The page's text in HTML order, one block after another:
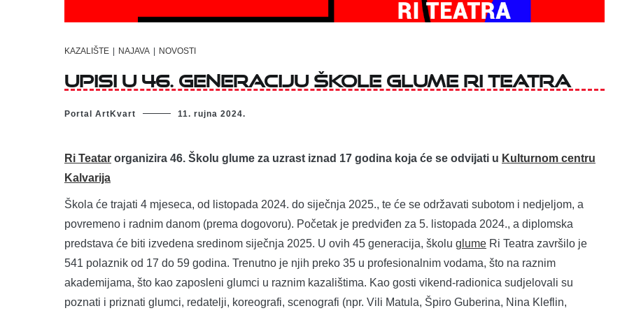
KAZALIŠTE NAJAVA NOVOSTI
Upisi u 46. generaciju Škole glume Ri Teatra
Portal ArtKvart 11. rujna 2024.
Ri Teatar organizira 46. Školu glume za uzrast iznad 17 godina koja će se odvijati u Kulturnom centru
Kalvarija
Škola će trajati 4 mjeseca, od listopada 2024. do siječnja 2025., te će se održavati subotom i nedjeljom, a
povremeno i radnim danom (prema dogovoru). Početak je predviđen za 5. listopada 2024., a diplomska
predstava će biti izvedena sredinom siječnja 2025. U ovih 45 generacija, školu glume Ri Teatra završilo je
541 polaznik od 17 do 59 godina. Trenutno je njih preko 35 u profesionalnim vodama, što na raznim
akademijama, što kao zaposleni glumci u raznim kazalištima. Kao gosti vikend-radionica sudjelovali su
poznati i priznati glumci, redatelji, koreografi, scenografi (npr. Vili Matula, Špiro Guberina, Nina Kleflin,